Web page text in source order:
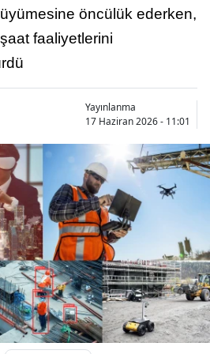
öncülük ederken,
faaliyetlerini
Yayınlanma
17 Haziran 2026 - 11:01